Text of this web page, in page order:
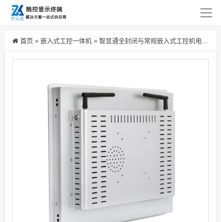
首页 » 嵌入式工控一体机 » 智显通全封闭与常规嵌入式工控机电容触摸屏车间工业防尘壁挂触控一体机电脑